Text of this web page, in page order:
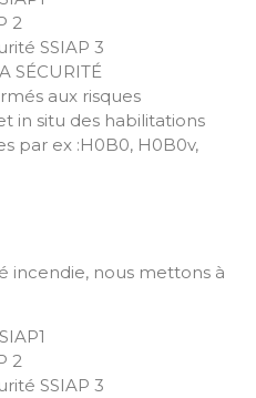
2
SSIAP 3
SÉCURITÉ
aux risques
in situ des habilitations
par ex :H0B0, H0B0v,
incendie, nous mettons à
2
SSIAP 3